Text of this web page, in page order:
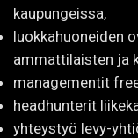
kaupungeissa,
luokkahuoneiden
ammattilaisten ja
managementit
headhunterit
yhteystyö levy-